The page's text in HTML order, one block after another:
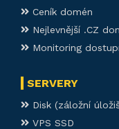
Ceník domén
Nejlevnější .CZ
Monitoring
SERVERY
Disk (záložní
VPS SSD